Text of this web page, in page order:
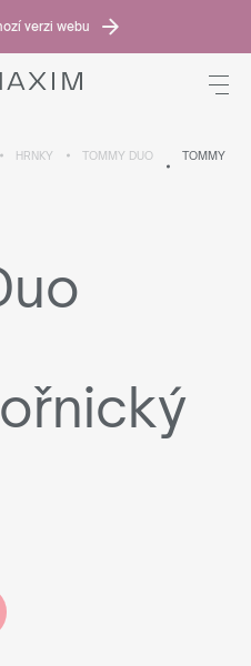
verzi webu
HRNKY TOMMY DUO
TOMMY